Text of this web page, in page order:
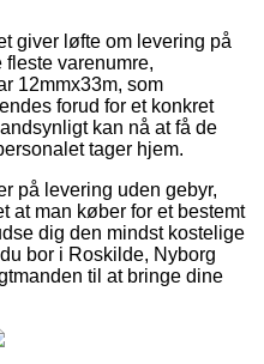
giver løfte om levering på
varenumre,
12mmx33m, som
forud for et konkret
kan nå at få de
tager hjem.
på levering uden gebyr,
at man køber for et bestemt
dig den mindst kostelige
bor i Roskilde, Nyborg
til at bringe dine